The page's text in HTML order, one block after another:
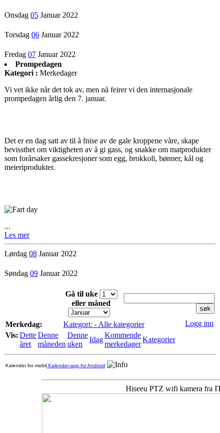
Onsdag 05 Januar 2022
Torsdag 06 Januar 2022
Fredag 07 Januar 2022
Prompedagen
Kategori : Merkedager
Vi vet ikke når det tok av, men nå feirer vi den internasjonale
prompedagen årlig den 7. januar.
Det er en dag satt av til å fnise av de gale kroppene våre, skape
bevissthet om viktigheten av å gi gass, og snakke om matprodukter
som forårsaker gassekresjoner som egg, brokkoli, bønner, kål og
meieriprodukter.
...
Les mer
Lørdag 08 Januar 2022
Søndag 09 Januar 2022
Gå til uke
eller måned
Merkedag:
Kategori: - Alle kategorier
Vis: Dette
året
Denne
måneden
Denne
uken
Idag
Kommende
merkedager
Kategorier
Logg inn
Kalender for mobil Kalender-app for Android
Hiseeu PTZ wifi kamera fra